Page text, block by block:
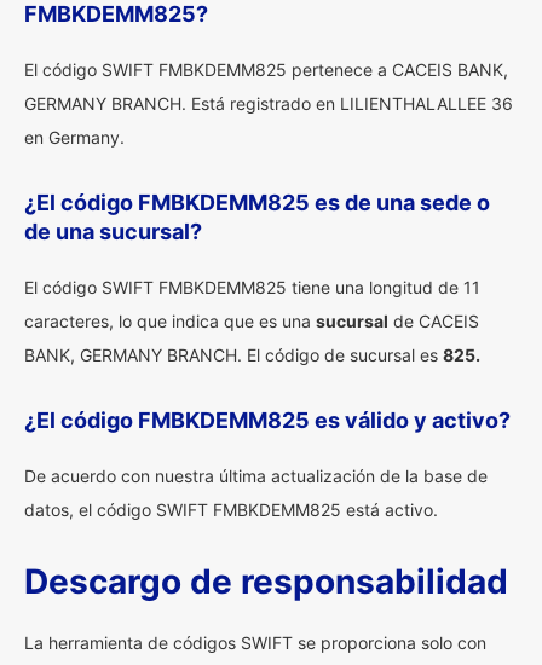
FMBKDEMM825?
El código SWIFT FMBKDEMM825 pertenece a CACEIS BANK,
GERMANY BRANCH. Está registrado en LILIENTHALALLEE 36
en Germany.
¿El código FMBKDEMM825 es de una sede o
de una sucursal?
El código SWIFT FMBKDEMM825 tiene una longitud de 11
caracteres, lo que indica que es una sucursal de CACEIS
BANK, GERMANY BRANCH. El código de sucursal es 825.
¿El código FMBKDEMM825 es válido y activo?
De acuerdo con nuestra última actualización de la base de
datos, el código SWIFT FMBKDEMM825 está activo.
Descargo de responsabilidad
La herramienta de códigos SWIFT se proporciona solo con